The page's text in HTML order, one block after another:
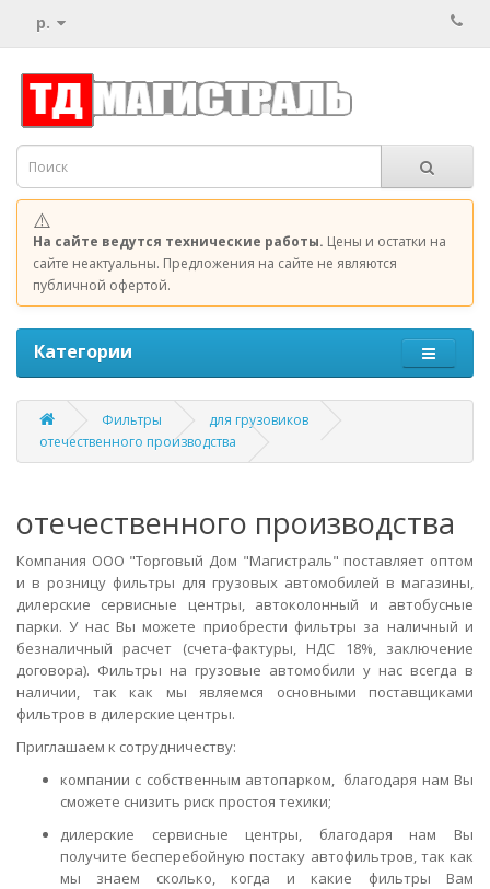
р.
⚠️
На сайте ведутся технические работы. Цены и остатки на
сайте неактуальны. Предложения на сайте не являются
публичной офертой.
Категории
Фильтры
для грузовиков
отечественного производства
отечественного производства
Компания ООО "Торговый Дом "Магистраль" поставляет оптом
и в розницу фильтры для грузовых автомобилей в магазины,
дилерские сервисные центры, автоколонный и автобусные
парки. У нас Вы можете приобрести фильтры за наличный и
безналичный расчет (счета-фактуры, НДС 18%, заключение
договора). Фильтры на грузовые автомобили у нас всегда в
наличии, так как мы являемся основными поставщиками
фильтров в дилерские центры.
Приглашаем к сотрудничеству:
компании с собственным автопарком, благодаря нам Вы
сможете снизить риск простоя техики;
дилерские сервисные центры, благодаря нам Вы
получите бесперебойную постаку автофильтров, так как
мы знаем сколько, когда и какие фильтры Вам